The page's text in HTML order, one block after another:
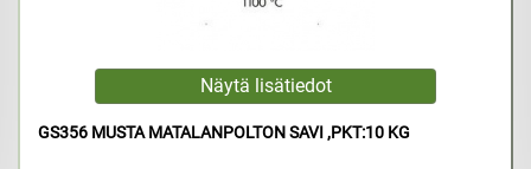
GS356 MUSTA MATALANPOLTON SAVI ,PKT:10 KG